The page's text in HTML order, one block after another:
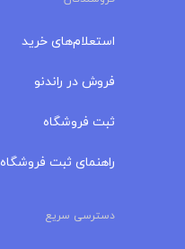
استعلام‌های خرید
فروش در راندنو
ثبت فروشگاه
راهنمای ثبت فروشگاه
دسترسی سریع